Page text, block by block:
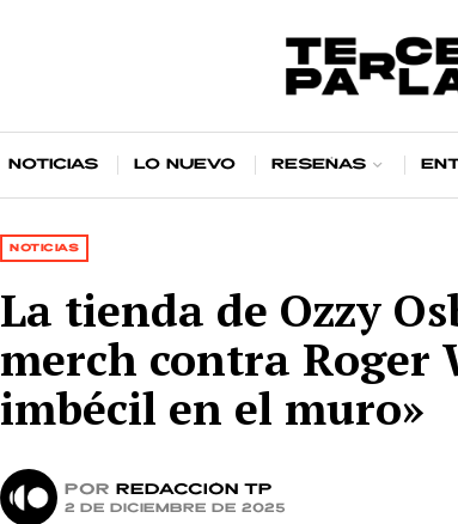
Noticias Lo nuevo Reseñas
NOTICIAS
La tienda de Ozzy
merch contra Roger
imbécil en el muro»
por Redacción TP
2 de diciembre de 2025